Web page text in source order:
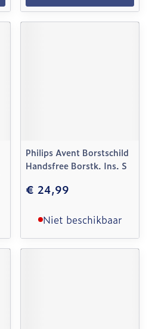
Philips Avent Borstschild
Handsfree Borstk. Ins. S
€ 24,99
Niet beschikbaar